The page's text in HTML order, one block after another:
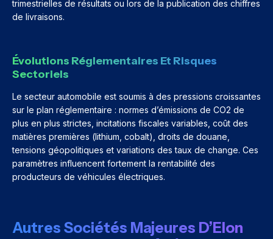
trimestrielles de résultats ou lors de la publication des chiffres
de livraisons.
Évolutions Réglementaires Et Risques
Sectoriels
Le secteur automobile est soumis à des pressions croissantes
sur le plan réglementaire : normes d’émissions de CO2 de
plus en plus strictes, incitations fiscales variables, coût des
matières premières (lithium, cobalt), droits de douane,
tensions géopolitiques et variations des taux de change. Ces
paramètres influencent fortement la rentabilité des
producteurs de véhicules électriques.
Autres Sociétés Majeures D’Elon